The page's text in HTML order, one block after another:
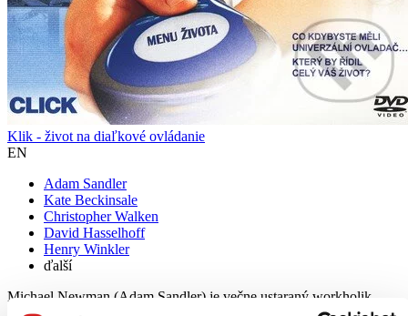
Klik - život na diaľkové ovládanie
EN
Adam Sandler
Kate Beckinsale
Christopher Walken
David Hasselhoff
Henry Winkler
ďalší
Michael Newman (Adam Sandler) je večne ustaraný workholik.